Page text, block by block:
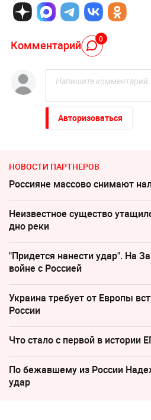
Комментарий 0
Авторизоваться
НОВОСТИ ПАРТНЕРОВ
Россияне массово снимают
Неизвестное существо
дно реки
"Придется нанести удар". На
войне с Россией
Украина требует от Европы
России
Что стало с первой в истории
По бежавшему из России
удар